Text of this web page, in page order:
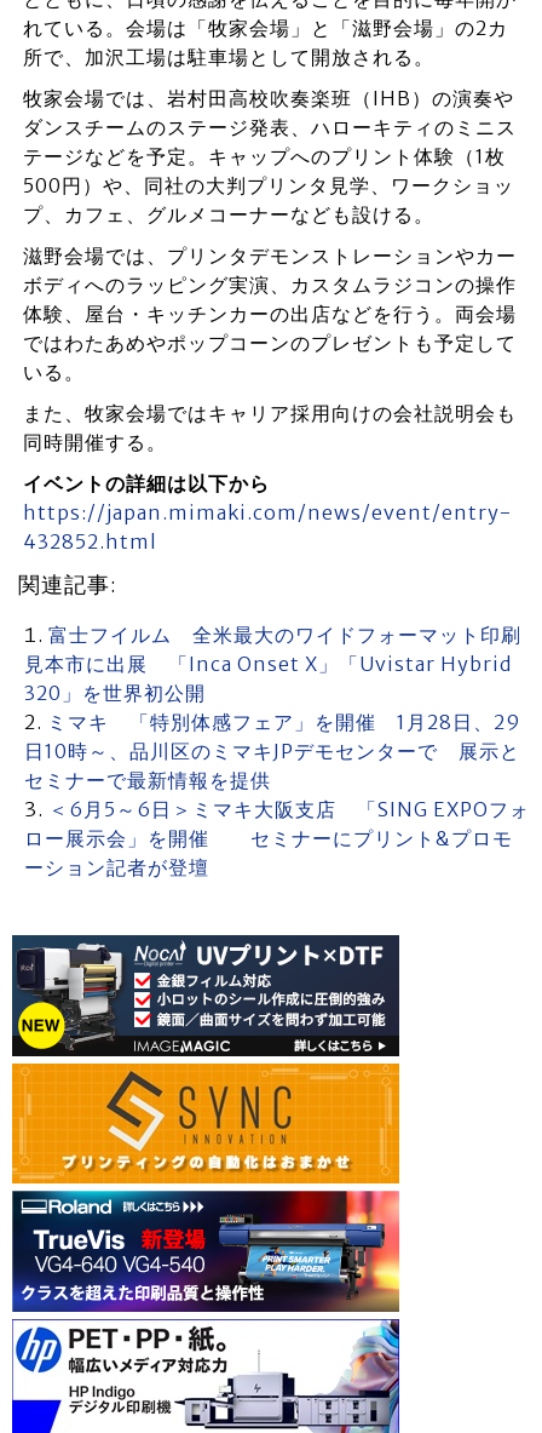
れている。会場は「牧家会場」と「滋野会場」の2カ
所で、加沢工場は駐車場として開放される。
牧家会場では、岩村田高校吹奏楽班（IHB）の演奏や
ダンスチームのステージ発表、ハローキティのミニス
テージなどを予定。キャップへのプリント体験（1枚
500円）や、同社の大判プリンタ見学、ワークショッ
プ、カフェ、グルメコーナーなども設ける。
滋野会場では、プリンタデモンストレーションやカー
ボディへのラッピング実演、カスタムラジコンの操作
体験、屋台・キッチンカーの出店などを行う。両会場
ではわたあめやポップコーンのプレゼントも予定して
いる。
また、牧家会場ではキャリア採用向けの会社説明会も
同時開催する。
イベントの詳細は以下から
https://japan.mimaki.com/news/event/entry-
432852.html
関連記事:
富士フイルム 全米最大のワイドフォーマット印刷
見本市に出展 「Inca Onset X」「Uvistar Hybrid
320」を世界初公開
ミマキ 「特別体感フェア」を開催 1月28日、29
日10時～、品川区のミマキJPデモセンターで 展示と
セミナーで最新情報を提供
＜6月5～6日＞ミマキ大阪支店 「SING EXPOフォ
ロー展示会」を開催 セミナーにプリント&プロモ
ーション記者が登壇